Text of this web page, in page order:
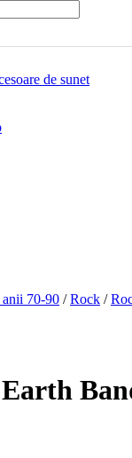
de sunet
70-90 /Rock /